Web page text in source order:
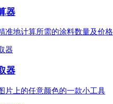
器
准地计算所需的涂料数量及价格
器
片上的任意颜色的一款小工具